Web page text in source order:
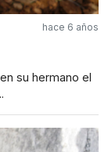
hace 6 años
su hermano el